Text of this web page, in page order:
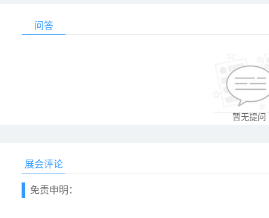
问答
暂无提问
展会评论
免责申明：